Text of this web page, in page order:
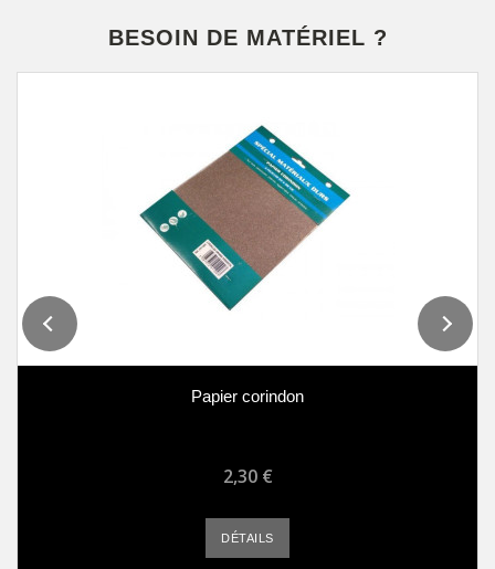
BESOIN DE MATÉRIEL ?
Papier corindon
2,30 €
DÉTAILS